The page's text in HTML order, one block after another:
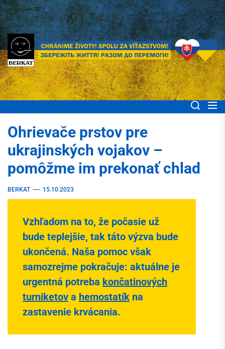
Skip
to
the
content
BERKAT Spoločne
pomáhame ľuďom
Ukrajiny
Chránime životy! Spolu za víťazstvom! Збережіть життя! Разом до
перемоги!
Ohrievače prstov pre
ukrajinských vojakov –
pomôžme im prekonať chlad
BERKAT 15.10.2023
Vzhľadom na to, že počasie už
bude teplejšie, tak táto výzva bude
ukončená. Naša pomoc však
samozrejme pokračuje: aktuálne je
urgentná potreba končatinových
turniketov a hemostatík na
zastavenie krvácania.